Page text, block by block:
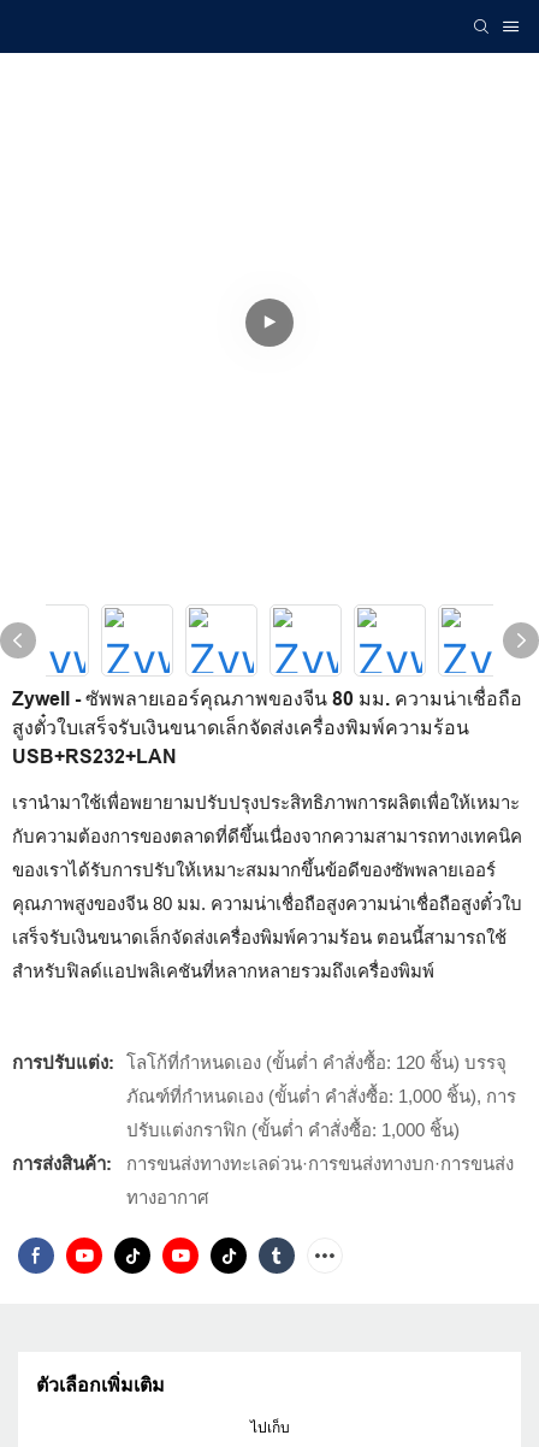
Zywell - ซัพพลายเออร์คุณภาพของจีน 80 มม. ความน่าเชื่อถือ
สูงตั๋วใบเสร็จรับเงินขนาดเล็กจัดส่งเครื่องพิมพ์ความร้อน
USB+RS232+LAN
เรานำมาใช้เพื่อพยายามปรับปรุงประสิทธิภาพการผลิตเพื่อให้เหมาะ
กับความต้องการของตลาดที่ดีขึ้นเนื่องจากความสามารถทางเทคนิค
ของเราได้รับการปรับให้เหมาะสมมากขึ้นข้อดีของซัพพลายเออร์
คุณภาพสูงของจีน 80 มม. ความน่าเชื่อถือสูงความน่าเชื่อถือสูงตั๋วใบ
เสร็จรับเงินขนาดเล็กจัดส่งเครื่องพิมพ์ความร้อน ตอนนี้สามารถใช้
สำหรับฟิลด์แอปพลิเคชันที่หลากหลายรวมถึงเครื่องพิมพ์
การปรับแต่ง:
โลโก้ที่กำหนดเอง (ขั้นต่ำ คำสั่งซื้อ: 120 ชิ้น) บรรจุ
ภัณฑ์ที่กำหนดเอง (ขั้นต่ำ คำสั่งซื้อ: 1,000 ชิ้น), การ
ปรับแต่งกราฟิก (ขั้นต่ำ คำสั่งซื้อ: 1,000 ชิ้น)
การส่งสินค้า:
การขนส่งทางทะเลด่วน·การขนส่งทางบก·การขนส่ง
ทางอากาศ
ตัวเลือกเพิ่มเติม
ไปเก็บ